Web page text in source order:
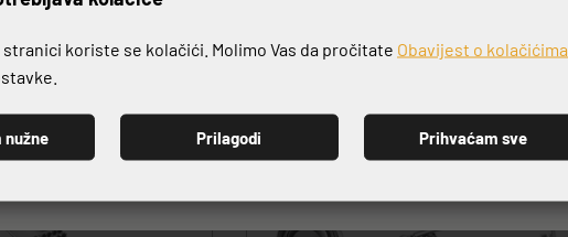
PRIJAVI SE
koriste se kolačići. Molimo Vas da pročitate Obavijest o kolačićima
nužne Prilagodi Prihvaćam sve